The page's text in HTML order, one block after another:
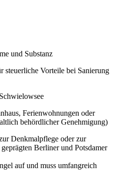
und Substanz
steuerliche Vorteile bei Sanierung
Ferienwohnungen oder
behördlicher Genehmigung)
Denkmalpflege oder zur
Berliner und Potsdamer
auf und muss umfangreich